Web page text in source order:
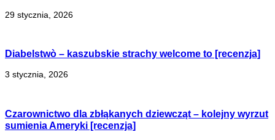
29 stycznia, 2026
Diabelstwò – kaszubskie strachy welcome to [recenzja]
3 stycznia, 2026
Czarownictwo dla zbłąkanych dziewcząt – kolejny wyrzut
sumienia Ameryki [recenzja]